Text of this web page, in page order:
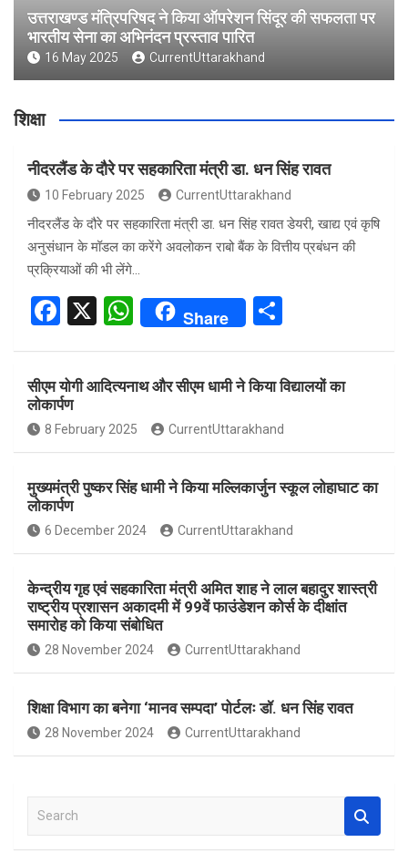
उत्तराखण्ड मंत्रिपरिषद ने किया ऑपरेशन सिंदूर की सफलता पर
भारतीय सेना का अभिनंदन प्रस्ताव पारित
16 May 2025 CurrentUttarakhand
शिक्षा
नीदरलैंड के दौरे पर सहकारिता मंत्री डा. धन सिंह रावत
10 February 2025 CurrentUttarakhand
नीदरलैंड के दौरे पर सहकारिता मंत्री डा. धन सिंह रावत डेयरी, खाद्य एवं कृषि
अनुसंधान के मॉडल का करेंगे अवलोकन राबो बैंक के वित्तीय प्रबंधन की
प्रक्रियाओं की भी लेंगे…
F
ce
b
o
o
k
X
W
s
A
p
p
Share
ar
e
सीएम योगी आदित्यनाथ और सीएम धामी ने किया विद्यालयों का
लोकार्पण
8 February 2025 CurrentUttarakhand
मुख्यमंत्री पुष्कर सिंह धामी ने किया मल्लिकार्जुन स्कूल लोहाघाट का
लोकार्पण
6 December 2024 CurrentUttarakhand
केन्द्रीय गृह एवं सहकारिता मंत्री अमित शाह ने लाल बहादुर शास्त्री
राष्ट्रीय प्रशासन अकादमी में 99वें फाउंडेशन कोर्स के दीक्षांत
समारोह को किया संबोधित
28 November 2024 CurrentUttarakhand
शिक्षा विभाग का बनेगा ‘मानव सम्पदा’ पोर्टलः डॉ. धन सिंह रावत
28 November 2024 CurrentUttarakhand
a